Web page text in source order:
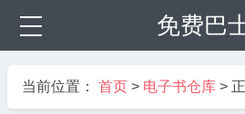
免费巴
当前位置： 首页 > 电子书仓库 >